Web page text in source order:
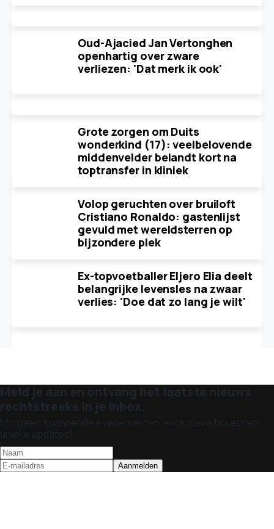
Oud-Ajacied Jan Vertonghen
openhartig over zware
verliezen: 'Dat merk ik ook'
Grote zorgen om Duits
wonderkind (17): veelbelovende
middenvelder belandt kort na
toptransfer in kliniek
Volop geruchten over bruiloft
Cristiano Ronaldo: gastenlijst
gevuld met wereldsterren op
bijzondere plek
Ex-topvoetballer Eljero Elia deelt
belangrijke levensles na zwaar
verlies: 'Doe dat zo lang je wilt'
Meld je aan en ontvang het laatste nieuws
rechtstreeks in je inbox.
Mis geen spannende evenementen, exclusieve tickets en
unieke updates!